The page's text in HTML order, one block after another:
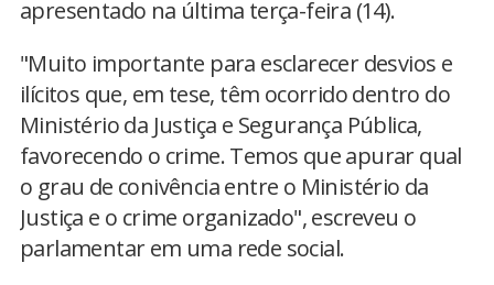
apresentado na última terça-feira (14).
"Muito importante para esclarecer desvios e
ilícitos que, em tese, têm ocorrido dentro do
Ministério da Justiça e Segurança Pública,
favorecendo o crime. Temos que apurar qual
o grau de conivência entre o Ministério da
Justiça e o crime organizado", escreveu o
parlamentar em uma rede social.